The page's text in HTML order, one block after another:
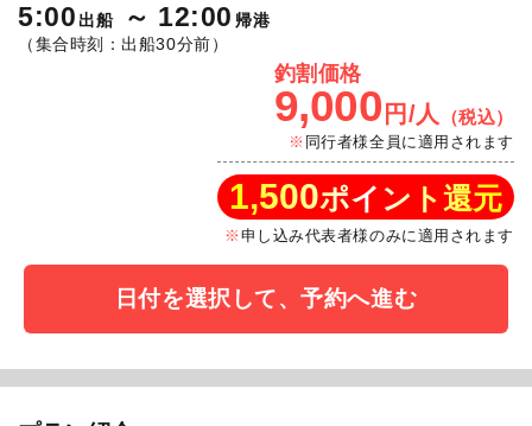
5:00 出船 12:00 帰港
（集合時刻：出船30分前）
釣割価格
9,000 円/人 （税込）
同行者様全員に適用されます
1,500ポイント還元
申し込み代表者様のみに適用されます
日付を選択して、予約へ進む